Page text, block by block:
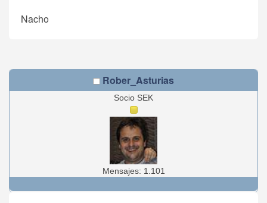
Nacho
Rober_Asturias
Socio SEK
Mensajes: 1.101